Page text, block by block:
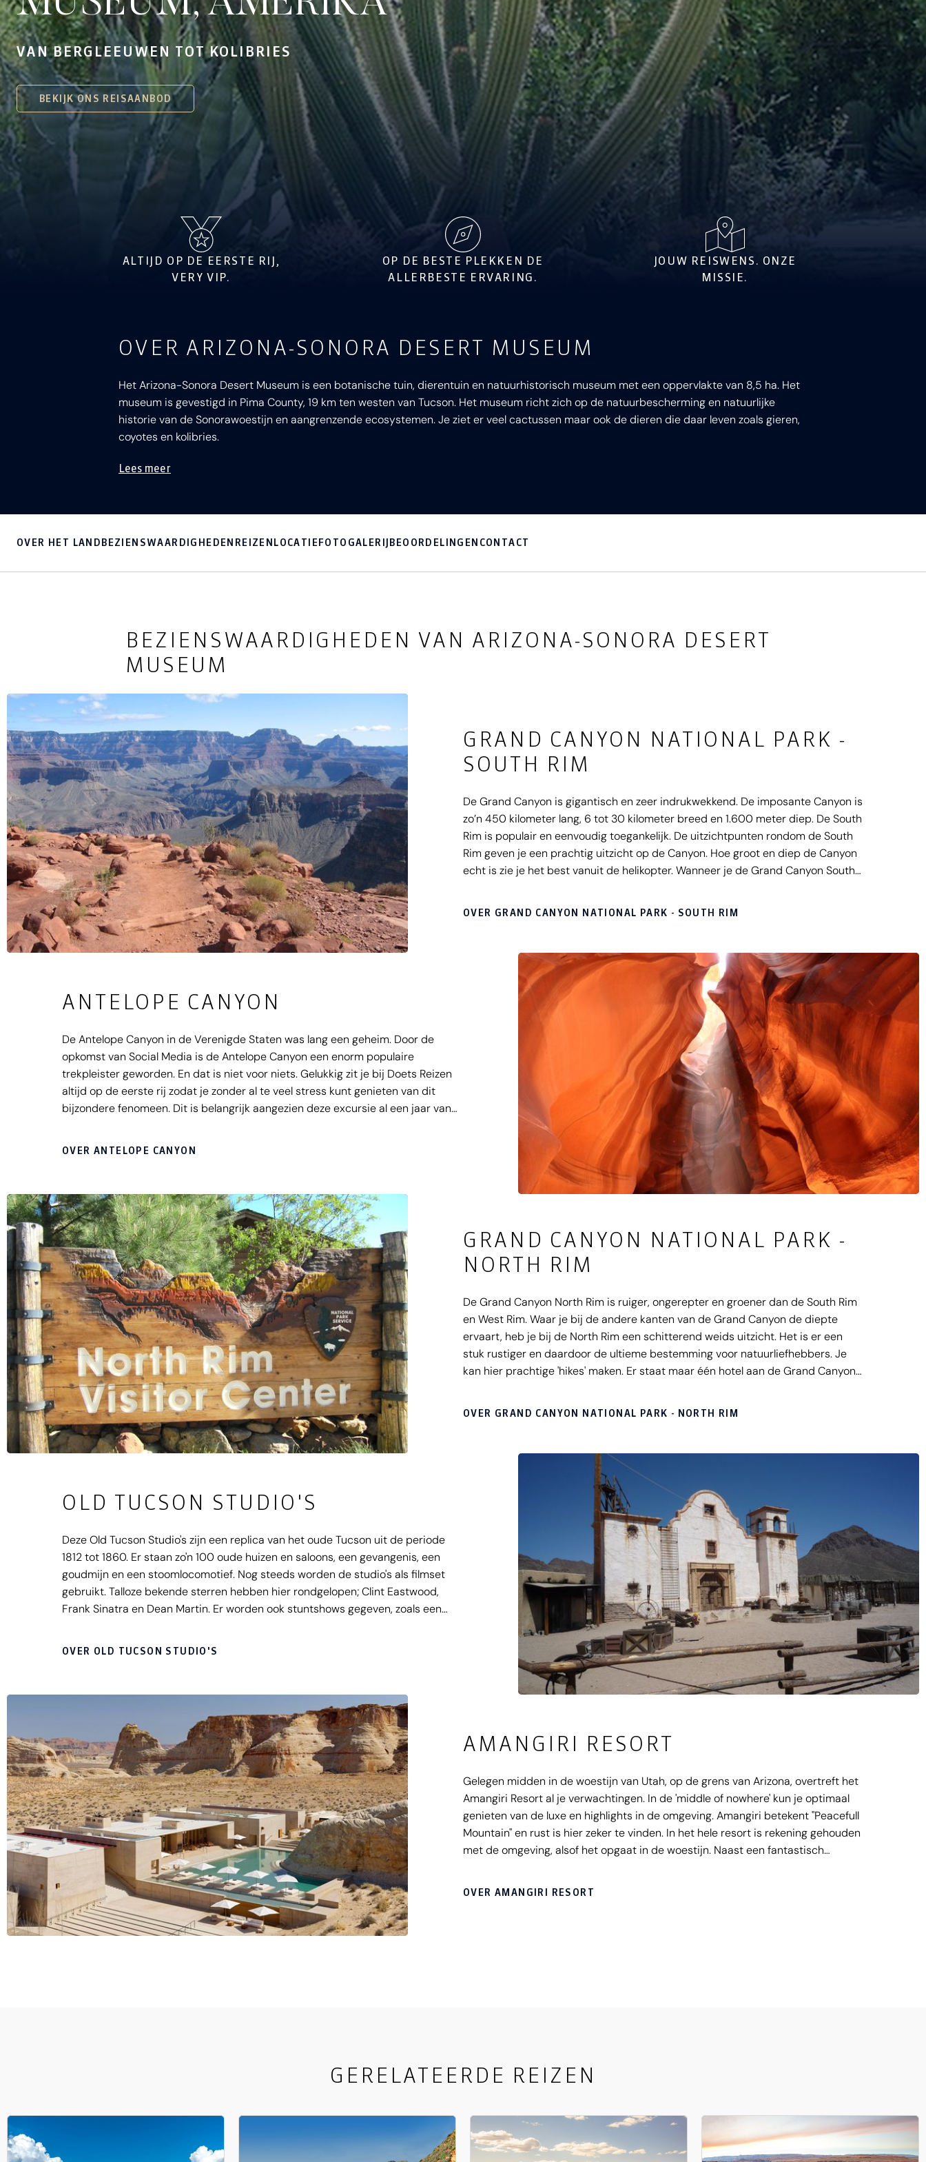
VAN BERGLEEUWEN TOT KOLIBRIES
BEKIJK ONS REISAANBOD
ALTIJD OP DE EERSTE RIJ,
VERY VIP.
OP DE BESTE PLEKKEN DE
ALLERBESTE ERVARING.
JOUW REISWENS. ONZE
MISSIE.
OVER ARIZONA-SONORA DESERT MUSEUM
Het Arizona-Sonora Desert Museum is een botanische tuin, dierentuin en natuurhistorisch museum met een oppervlakte van 8,5 ha. Het
museum is gevestigd in Pima County, 19 km ten westen van Tucson. Het museum richt zich op de natuurbescherming en natuurlijke
historie van de Sonorawoestijn en aangrenzende ecosystemen. Je ziet er veel cactussen maar ook de dieren die daar leven zoals gieren,
coyotes en kolibries.
Lees meer
OVER HET LANDBEZIENSWAARDIGHEDEN REIZENLOCATIEFOTOGALERIJBEOORDELINGEN CONTACT
BEZIENSWAARDIGHEDEN VAN ARIZONA-SONORA DESERT
MUSEUM
GRAND CANYON NATIONAL PARK -
SOUTH RIM
De Grand Canyon is gigantisch en zeer indrukwekkend. De imposante Canyon is
zo’n 450 kilometer lang, 6 tot 30 kilometer breed en 1.600 meter diep. De South
Rim is populair en eenvoudig toegankelijk. De uitzichtpunten rondom de South
Rim geven je een prachtig uitzicht op de Canyon. Hoe groot en diep de Canyon
echt is zie je het best vanuit de helikopter. Wanneer je de Grand Canyon South
OVER GRAND CANYON NATIONAL PARK - SOUTH RIM
ANTELOPE CANYON
De Antelope Canyon in de Verenigde Staten was lang een geheim. Door de
opkomst van Social Media is de Antelope Canyon een enorm populaire
trekpleister geworden. En dat is niet voor niets. Gelukkig zit je bij Doets Reizen
altijd op de eerste rij zodat je zonder al te veel stress kunt genieten van dit
bijzondere fenomeen. Dit is belangrijk aangezien deze excursie al een jaar van
met het uur veranderen. Bezoek de Antelope Canyon tijdens je rondreis door
West-Amerika en stap in de magische wereld van de Antelope Canyon!
OVER ANTELOPE CANYON
GRAND CANYON NATIONAL PARK -
NORTH RIM
De Grand Canyon North Rim is ruiger, ongerepter en groener dan de South Rim
en West Rim. Waar je bij de andere kanten van de Grand Canyon de diepte
ervaart, heb je bij de North Rim een schitterend weids uitzicht. Het is er een
stuk rustiger en daardoor de ultieme bestemming voor natuurliefhebbers. Je
kan hier prachtige 'hikes' maken. Er staat maar één hotel aan de Grand Canyon
OVER GRAND CANYON NATIONAL PARK - NORTH RIM
OLD TUCSON STUDIO'S
Deze Old Tucson Studio's zijn een replica van het oude Tucson uit de periode
1812 tot 1860. Er staan zo'n 100 oude huizen en saloons, een gevangenis, een
goudmijn en een stoomlocomotief. Nog steeds worden de studio's als filmset
gebruikt. Talloze bekende sterren hebben hier rondgelopen; Clint Eastwood,
Frank Sinatra en Dean Martin. Er worden ook stuntshows gegeven, zoals een
OVER OLD TUCSON STUDIO'S
AMANGIRI RESORT
Gelegen midden in de woestijn van Utah, op de grens van Arizona, overtreft het
Amangiri Resort al je verwachtingen. In de 'middle of nowhere' kun je optimaal
genieten van de luxe en highlights in de omgeving. Amangiri betekent "Peacefull
Mountain" en rust is hier zeker te vinden. In het hele resort is rekening gehouden
met de omgeving, alsof het opgaat in de woestijn. Naast een fantastisch
OVER AMANGIRI RESORT
GERELATEERDE REIZEN